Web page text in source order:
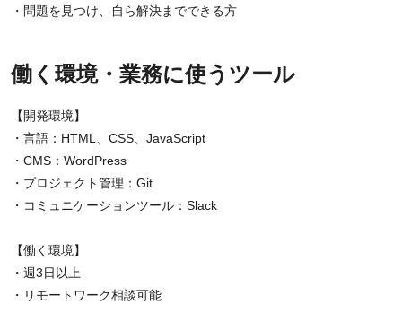
・問題を見つけ、自ら解決までできる方
働く環境・業務に使うツール
【開発環境】
・言語：HTML、CSS、JavaScript
・CMS：WordPress
・プロジェクト管理：Git
・コミュニケーションツール：Slack
【働く環境】
・週3日以上
・リモートワーク相談可能